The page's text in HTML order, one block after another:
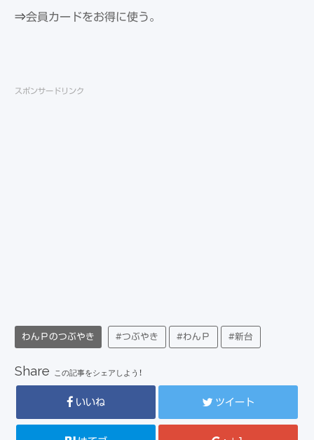
⇒会員カードをお得に使う。
スポンサードリンク
わんＰのつぶやき #つぶやき #わんＰ #新台
Share この記事をシェアしよう！
いいね ツイート